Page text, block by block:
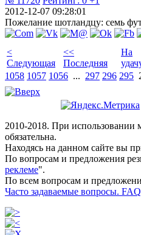
2012-12-07 09:28:01
Пожелание шотландцу: семь
<
Следующая
<<
Последняя
На
1058 1057 1056 ... 297 296 295
2010-2018. При использовании
обязательна.
Находясь на данном сайте вы
По вопросам и предложения
реклеме".
По всем вопросам и
Часто задаваемые вопросы.